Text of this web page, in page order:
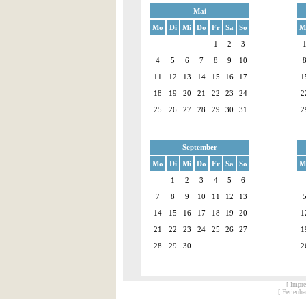
Mai
Mo
Di Mi Do Fr Sa
So
1
2
3
4
5 6 7 8 9
10
11
12 13 14 15 16
17
18
19 20 21 22 23
24
25
26 27 28 29 30 31
1
8
September
Mo
Di Mi Do Fr Sa
So
1
2 3 4 5
6
7
8 9 10 11 12
13
14
15 16 17 18 19
20
21
22 23 24 25 26
27
28
29 30
5
[
[